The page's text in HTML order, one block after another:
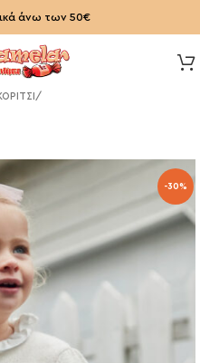
άνω των 50€
/
-30%